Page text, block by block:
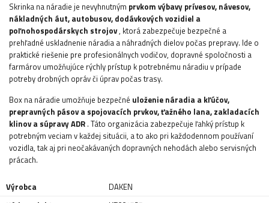
Skrinka na náradie je nevyhnutným prvkom výbavy prívesov, návesov,
nákladných áut, autobusov, dodávkových vozidiel a
poľnohospodárskych strojov, ktorá zabezpečuje bezpečné a
prehľadné uskladnenie náradia a náhradných dielov počas prepravy. Ide o
praktické riešenie pre profesionálnych vodičov, dopravné spoločnosti a
farmárov umožňujúce rýchly prístup k potrebnému náradiu v prípade
potreby drobných opráv či úprav počas trasy.
Box na náradie umožňuje bezpečné uloženie náradia a kľúčov,
prepravných pásov a spojovacích prvkov, ťažného lana, zakladacích
klinov a súpravy ADR . Táto organizácia zabezpečuje ľahký prístup k
potrebným veciam v každej situácii, a to ako pri každodennom používaní
vozidla, tak aj pri neočakávaných dopravných nehodách alebo servisných
prácach.
Výrobca
DAKEN